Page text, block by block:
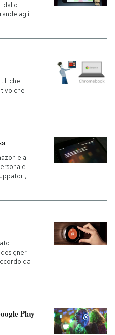
dallo
agli
che
che
e al
da
Play